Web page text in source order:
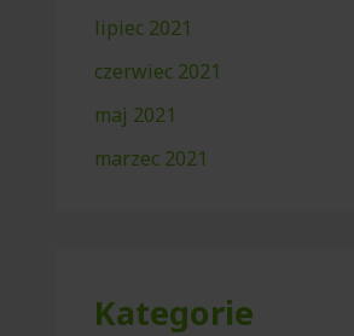
lipiec 2021
czerwiec 2021
maj 2021
marzec 2021
Kategorie